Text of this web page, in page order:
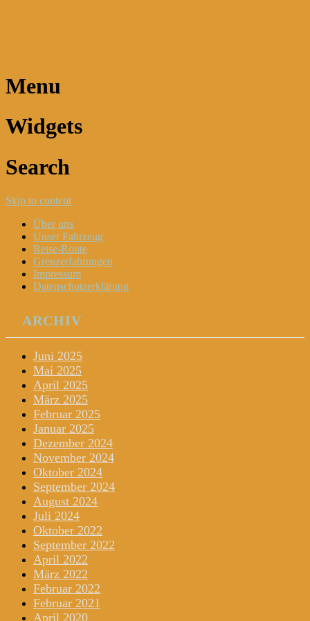
Menu
Widgets
Search
Skip to content
Über uns
Unser Fahrzeug
Reise-Route
Grenzerfahrungen
Impressum
Datenschutzerklärung
ARCHIV
Juni 2025
Mai 2025
April 2025
März 2025
Februar 2025
Januar 2025
Dezember 2024
November 2024
Oktober 2024
September 2024
August 2024
Juli 2024
Oktober 2022
September 2022
April 2022
März 2022
Februar 2022
Februar 2021
April 2020